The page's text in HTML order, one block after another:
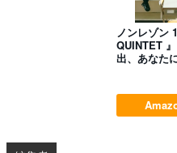
ノンレゾン
QUINTET
出、あな